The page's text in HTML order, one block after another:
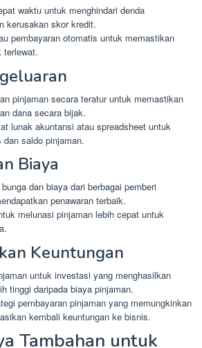
waktu untuk menghindari denda
kerusakan skor kredit.
pembayaran otomatis untuk memastikan
terlewat.
pinjaman secara teratur untuk memastikan
dana secara bijak.
lunak akuntansi atau spreadsheet untuk
saldo pinjaman.
Biaya
dan biaya dari berbagai pemberi
penawaran terbaik.
melunasi pinjaman lebih cepat untuk
Keuntungan
untuk investasi yang menghasilkan
tinggi daripada biaya pinjaman.
pembayaran pinjaman yang memungkinkan
kembali keuntungan ke bisnis.
Tambahan untuk